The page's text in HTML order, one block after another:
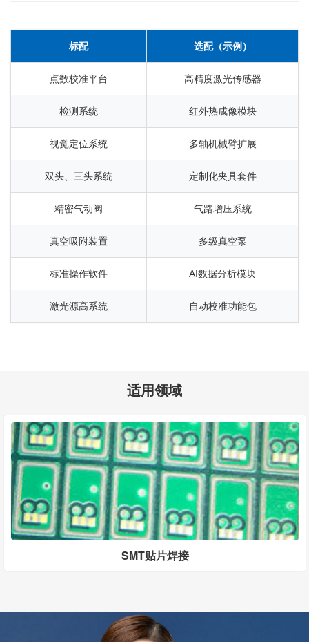
标配 选配（示例）
点数校准平台 高精度激光传感器
检测系统 红外热成像模块
视觉定位系统 多轴机械臂扩展
双头、三头系统 定制化夹具套件
精密气动阀 气路增压系统
真空吸附装置 多级真空泵
标准操作软件 AI数据分析模块
激光源高系统 自动校准功能包
适用领域
SMT贴片焊接